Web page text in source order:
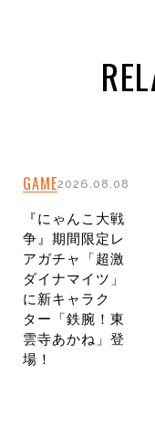
GAME2026.08.08
『にゃんこ大戦
争』期間限定レ
アガチャ「超激
ダイナマイツ」
に新キャラク
ター「鉄腕！東
雲寺あかね」登
場！